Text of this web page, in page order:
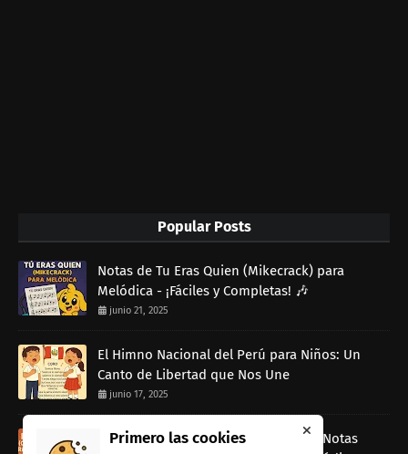
Popular Posts
Notas de Tu Eras Quien (Mikecrack) para
Melódica - ¡Fáciles y Completas! 🎶
junio 21, 2025
El Himno Nacional del Perú para Niños: Un
Canto de Libertad que Nos Une
junio 17, 2025
Rap Dancin (Canción de Ratatouille) Notas
Primero las cookies